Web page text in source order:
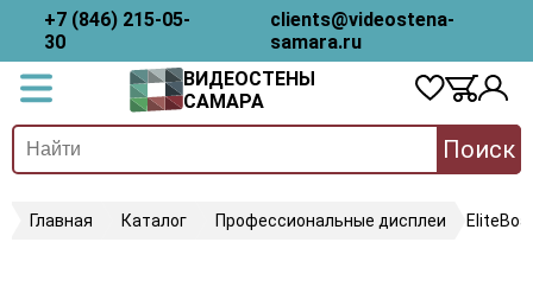
+7 (846) 215-05-
30
clients@videostena-
samara.ru
ВИДЕОСТЕНЫ
САМАРА
Поиск
Главная Каталог Профессиональные дисплеи